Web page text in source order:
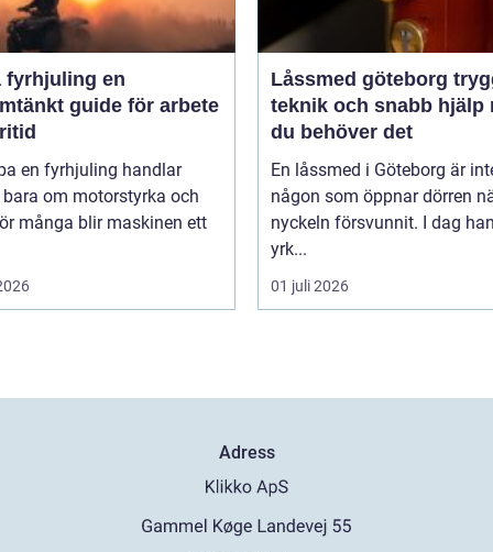
en
guide för arbete
en fyrhjuling handlar
om motorstyrka och
många blir maskinen ett
Låssmed göteborg trygghet,
teknik och snabb hjälp
du behöver det
En låssmed i Göteborg är
någon som öppnar dörren
nyckeln försvunnit. I dag
yrk...
01 juli 2026
Adress